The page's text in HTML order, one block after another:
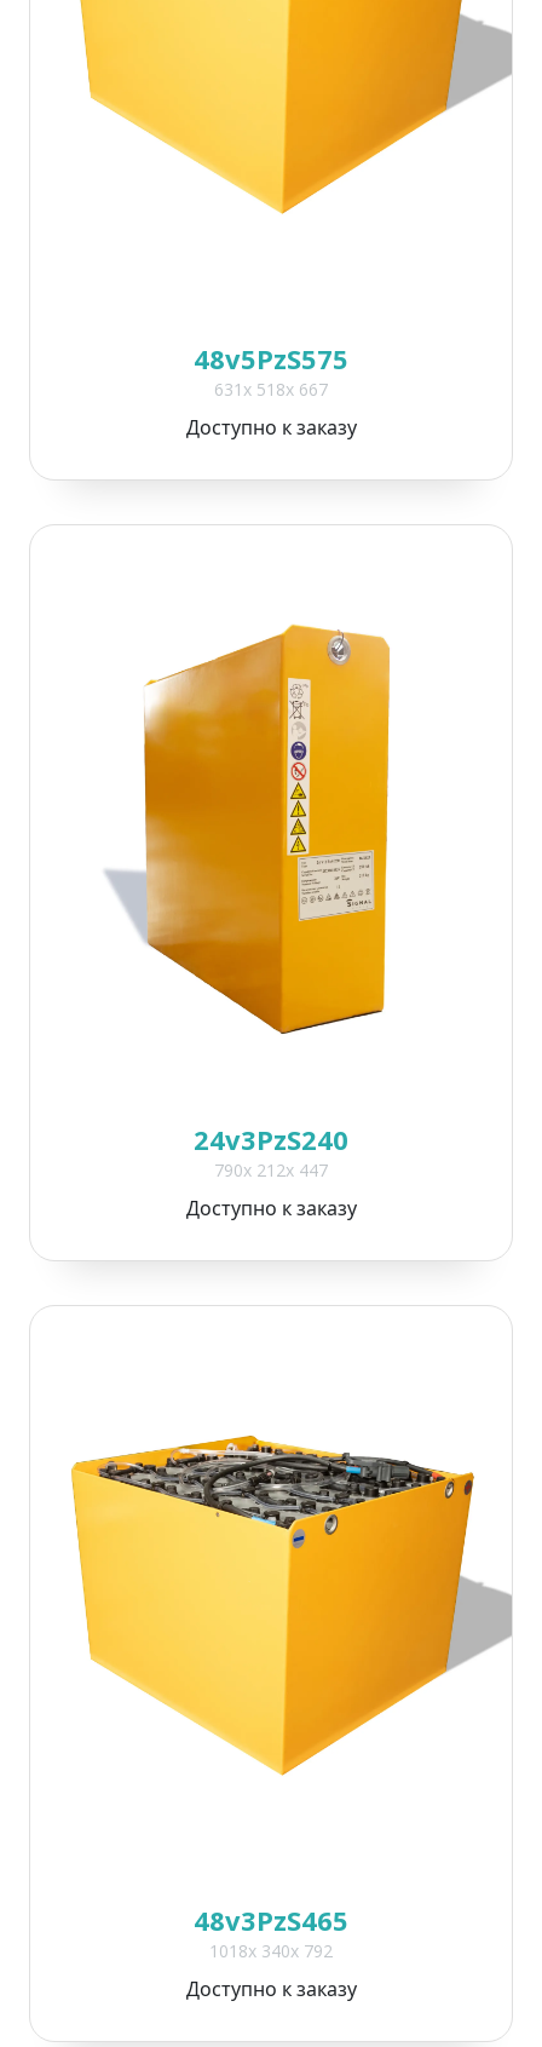
48v5PzS575
631x 518x 667
Доступно к заказу
24v3PzS240
790x 212x 447
Доступно к заказу
48v3PzS465
1018x 340x 792
Доступно к заказу